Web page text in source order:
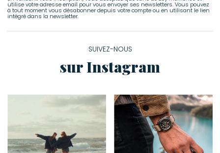
utilise votre adresse email pour vous envoyer ses newsletters. Vous pouvez
à tout moment vous désabonner depuis votre compte ou en utilisant le lien
intégré dans la newsletter.
SUIVEZ-NOUS
sur Instagram